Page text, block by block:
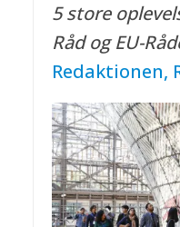
5 store
Råd og EU-
Redaktionen,